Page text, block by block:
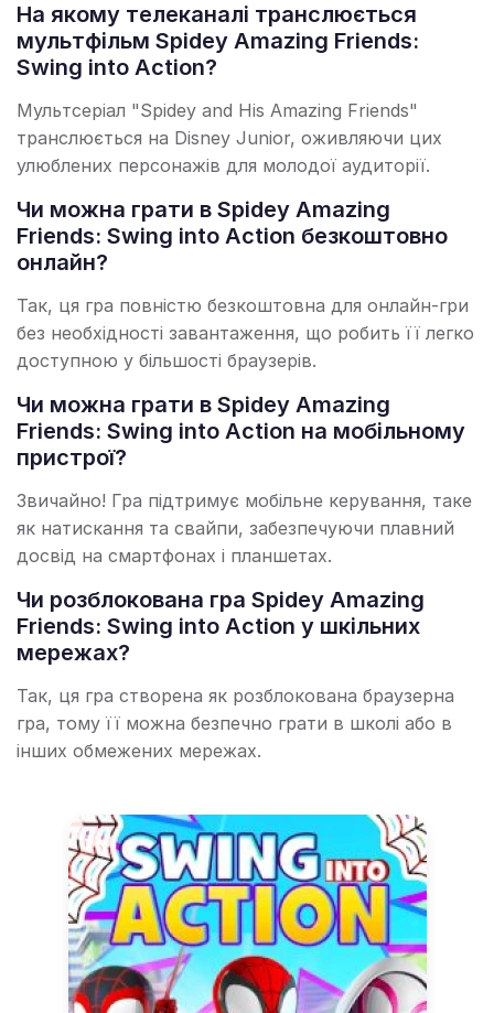
На якому телеканалі транслюється
мультфільм Spidey Amazing Friends:
Swing into Action?
Мультсеріал "Spidey and His Amazing Friends"
транслюється на Disney Junior, оживляючи цих
улюблених персонажів для молодої аудиторії.
Чи можна грати в Spidey Amazing
Friends: Swing into Action безкоштовно
онлайн?
Так, ця гра повністю безкоштовна для онлайн-гри
без необхідності завантаження, що робить її легко
доступною у більшості браузерів.
Чи можна грати в Spidey Amazing
Friends: Swing into Action на мобільному
пристрої?
Звичайно! Гра підтримує мобільне керування, таке
як натискання та свайпи, забезпечуючи плавний
досвід на смартфонах і планшетах.
Чи розблокована гра Spidey Amazing
Friends: Swing into Action у шкільних
мережах?
Так, ця гра створена як розблокована браузерна
гра, тому її можна безпечно грати в школі або в
інших обмежених мережах.